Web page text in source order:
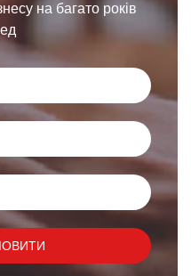
на багато років